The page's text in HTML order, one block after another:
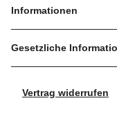
Informationen
Gesetzliche
Vertrag widerrufen